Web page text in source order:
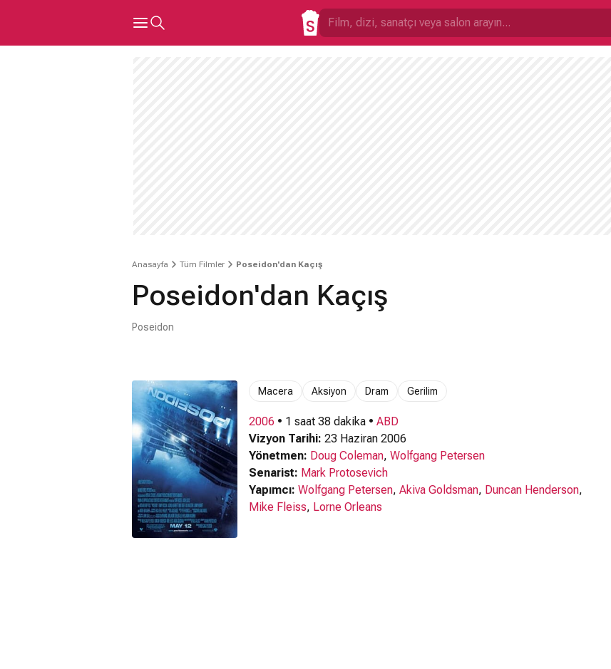
Anasayfa Tüm Filmler Poseidon'dan Kaçış
Poseidon'dan Kaçış
Poseidon
Macera Aksiyon Dram Gerilim
2006 • 1 saat 38 dakika • ABD
Vizyon Tarihi: 23 Haziran 2006
Yönetmen: Doug Coleman, Wolfgang Petersen
Senarist: Mark Protosevich
Yapımcı: Wolfgang Petersen, Akiva Goldsman, Duncan Henderson,
Mike Fleiss, Lorne Orleans